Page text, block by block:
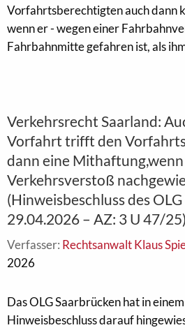
Vorfahrtsberechtigten auch dann
wenn er - wegen einer
Fahrbahnmitte gefahren ist, als
Verkehrsrecht Saarland:
Vorfahrt trifft den
dann eine
Verkehrsverstoß
(Hinweisbeschluss des
29.04.2026 – AZ: 3 U 47/25)
Verfasser: Rechtsanwalt Klaus
2026
Das OLG Saarbrücken hat in
Hinweisbeschluss darauf